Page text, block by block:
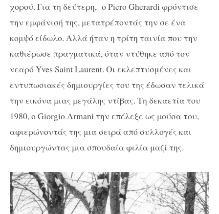
χορού. Για τη δεύτερη, ο Piero Gherardi φρόντισε
την εμφάνισή της, μετατρέποντάς την σε ένα
κομψό είδωλο. Αλλά ήταν η τρίτη ταινία που την
καθιέρωσε πραγματικά, όταν ντύθηκε από τον
νεαρό Yves Saint Laurent. Οι εκλεπτυσμένες και
εντυπωσιακές δημιουργίες του της έδωσαν τελικά
την εικόνα μιας μεγάλης ντίβας. Τη δεκαετία του
1980, ο Giorgio Armani την επέλεξε ως μούσα του,
αφιερώνοντάς της μια σειρά από συλλογές και
δημιουργώντας μια σπουδαία φιλία μαζί της.